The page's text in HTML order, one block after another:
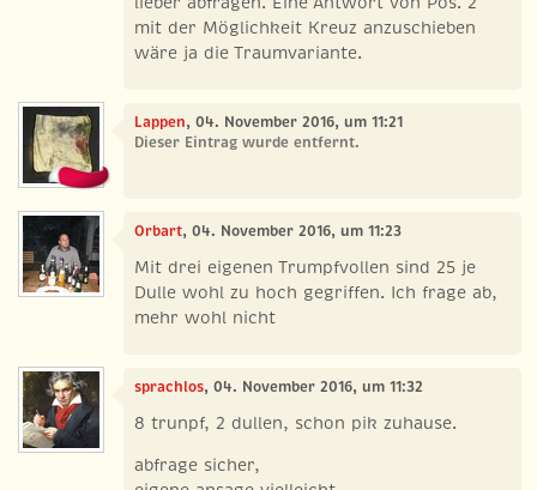
mit der Möglichkeit Kreuz anzuschieben
wäre ja die Traumvariante.
Lappen, 04. November 2016, um 11:21
Dieser Eintrag wurde entfernt.
Orbart, 04. November 2016, um 11:23
Mit drei eigenen Trumpfvollen sind 25 je
Dulle wohl zu hoch gegriffen. Ich frage ab,
mehr wohl nicht
sprachlos, 04. November 2016, um 11:32
8 trunpf, 2 dullen, schon pik zuhause.
abfrage sicher,